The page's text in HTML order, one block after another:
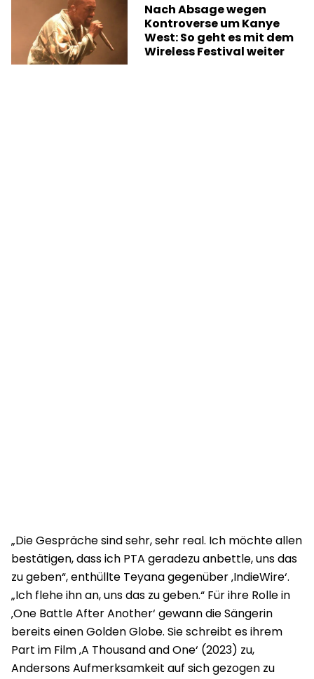
Nach Absage wegen
Kontroverse um Kanye
West: So geht es mit dem
Wireless Festival weiter
„Die Gespräche sind sehr, sehr real. Ich möchte allen
bestätigen, dass ich PTA geradezu anbettle, uns das
zu geben“, enthüllte Teyana gegenüber ‚IndieWire‘.
„Ich flehe ihn an, uns das zu geben.“ Für ihre Rolle in
‚One Battle After Another‘ gewann die Sängerin
bereits einen Golden Globe. Sie schreibt es ihrem
Part im Film ‚A Thousand and One‘ (2023) zu,
Andersons Aufmerksamkeit auf sich gezogen zu